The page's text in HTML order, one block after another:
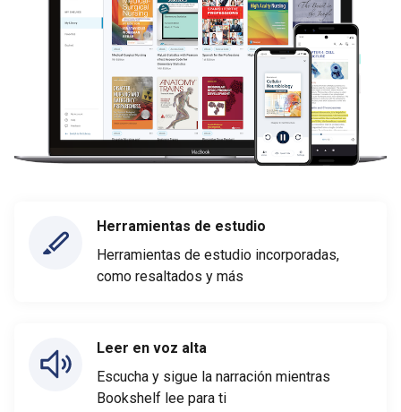
Herramientas de estudio
Herramientas de estudio incorporadas,
como resaltados y más
Leer en voz alta
Escucha y sigue la narración mientras
Bookshelf lee para ti